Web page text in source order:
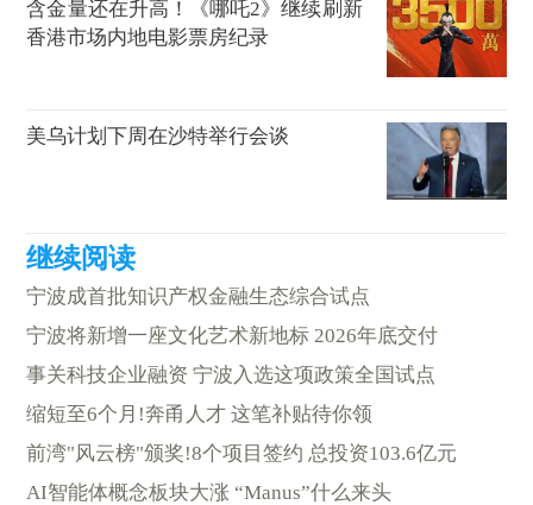
含金量还在升高！《哪吒2》继续刷新
香港市场内地电影票房纪录
美乌计划下周在沙特举行会谈
宁波成首批知识产权金融生态综合试点
宁波将新增一座文化艺术新地标 2026年底交付
事关科技企业融资 宁波入选这项政策全国试点
缩短至6个月!奔甬人才 这笔补贴待你领
前湾"风云榜"颁奖!8个项目签约 总投资103.6亿元
AI智能体概念板块大涨 “Manus”什么来头